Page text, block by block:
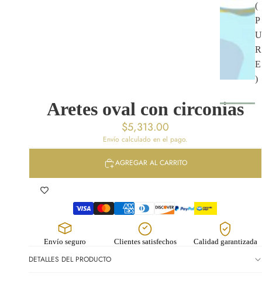
(
P
U
R
E
)
Y
A
Aretes oval con circonias
$5,313.00
Envío calculado en el pago.
AGREGAR AL CARRITO
Envío seguro Clientes satisfechos Calidad garantizada
DETALLES DEL PRODUCTO